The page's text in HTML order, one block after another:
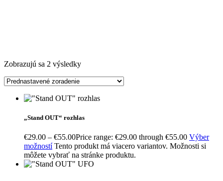
Zobrazujú sa 2 výsledky
„Stand OUT“ rozhlas
€29.00 – €55.00Price range: €29.00 through €55.00 Výber
možností Tento produkt má viacero variantov. Možnosti si
môžete vybrať na stránke produktu.